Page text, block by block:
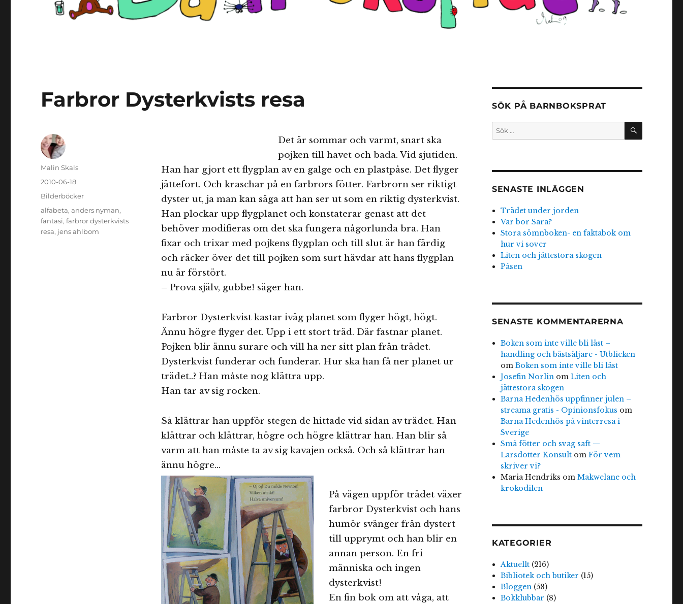
Farbror Dysterkvists resa
Det är sommar och varmt, snart ska
pojken till havet och bada. Vid sjutiden.
Han har gjort ett flygplan av en galge och en plastpåse. Det flyger
jättefort. Och kraschar på en farbrors fötter. Farbrorn ser riktigt
dyster ut, ja man kan säga att han ser ut som en riktig dysterkvist.
Han plockar upp flygplanet och konstaterar genast att det
behöver modifieras om det ska fungera någorlunda bra. Han
fixar och trixar med pojkens flygplan och till slut är han färdig
och räcker över det till pojken som surt hävdar att hans flygplan
nu är förstört.
– Prova själv, gubbe! säger han.
Farbror Dysterkvist kastar iväg planet som flyger högt, högt.
Ännu högre flyger det. Upp i ett stort träd. Där fastnar planet.
Pojken blir ännu surare och vill ha ner sitt plan från trädet.
Dysterkvist funderar och funderar. Hur ska han få ner planet ur
trädet..? Han måste nog klättra upp.
Han tar av sig rocken.
Så klättrar han uppför stegen de hittade vid sidan av trädet. Han
klättrar och klättrar, högre och högre klättrar han. Han blir så
varm att han måste ta av sig kavajen också. Och så klättrar han
ännu högre…
På vägen uppför trädet växer
farbror Dysterkvist och hans
humör svänger från dystert
till upprymt och han blir en
annan person. En fri
människa och ingen
dysterkvist!
En fin bok om att våga, att
Författare
Malin Skals
Publicerat
den
2010-06-18
Kategorier
Bilderböcker
Etiketter
alfabeta,anders nyman,
fantasi,farbror dysterkvists
resa, jens ahlbom
SÖK PÅ BARNBOKSPRAT
Sök
efter:
SÖK
SENASTE INLÄGGEN
Trädet under jorden
Var bor Sara?
Stora sömnboken- en faktabok om
hur vi sover
Liten och jättestora skogen
Påsen
SENASTE KOMMENTARERNA
Boken som inte ville bli läst –
handling och bästsäljare - Utblicken
omBoken som inte ville bli läst
Josefin Norlin omLiten och
jättestora skogen
Barna Hedenhös uppfinner julen –
streama gratis - Opinionsfokus om
Barna Hedenhös på vinterresa i
Sverige
Små fötter och svag saft —
Larsdotter Konsult omFör vem
skriver vi?
Maria Hendriks omMakwelane och
krokodilen
KATEGORIER
Aktuellt (216)
Bibliotek och butiker (15)
Bloggen (58)
Bokklubbar (8)